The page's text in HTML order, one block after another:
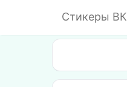
Стикеры ВК